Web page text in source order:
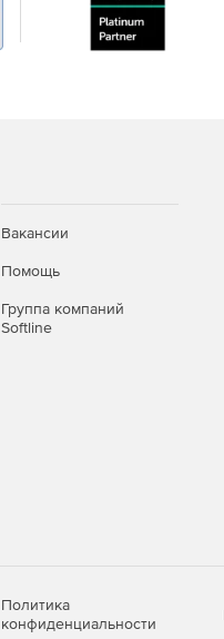
Вакансии
Помощь
Группа компаний
Softline
Политика
конфиденциальности